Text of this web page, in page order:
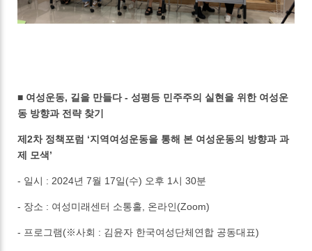
■ 여성운동, 길을 만들다 - 성평등 민주주의 실현을 위한 여성운
동 방향과 전략 찾기
제2차 정책포럼 ‘지역여성운동을 통해 본 여성운동의 방향과 과
제 모색’
- 일시 : 2024년 7월 17일(수) 오후 1시 30분
- 장소 : 여성미래센터 소통홀, 온라인(Zoom)
- 프로그램(※사회 : 김윤자 한국여성단체연합 공동대표)